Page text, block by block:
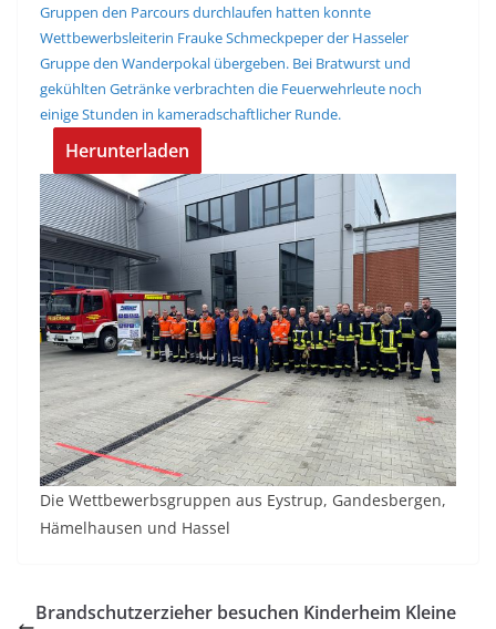
Gruppen den Parcours durchlaufen hatten konnte
Wettbewerbsleiterin Frauke Schmeckpeper der Hasseler
Gruppe den Wanderpokal übergeben. Bei Bratwurst und
gekühlten Getränke verbrachten die Feuerwehrleute noch
einige Stunden in kameradschaftlicher Runde.
Herunterladen
Die Wettbewerbsgruppen aus Eystrup, Gandesbergen,
Hämelhausen und Hassel
Brandschutzerzieher besuchen Kinderheim Kleine